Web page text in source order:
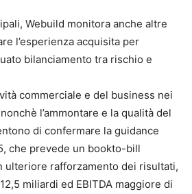
Webuild monitora anche altre
l’esperienza acquisita per
bilanciamento tra rischio e
commerciale e del business nei
l’ammontare e la qualità del
di confermare la guidance
che prevede un bookto-bill
ulteriore rafforzamento dei risultati,
miliardi ed EBITDA maggiore di